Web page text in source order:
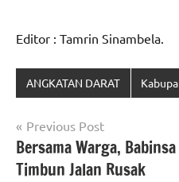
Editor : Tamrin Sinambela.
ANGKATAN DARAT
Navigasi
pos
Previous Post
Bersama Warga,
Timbun Jalan Rusak